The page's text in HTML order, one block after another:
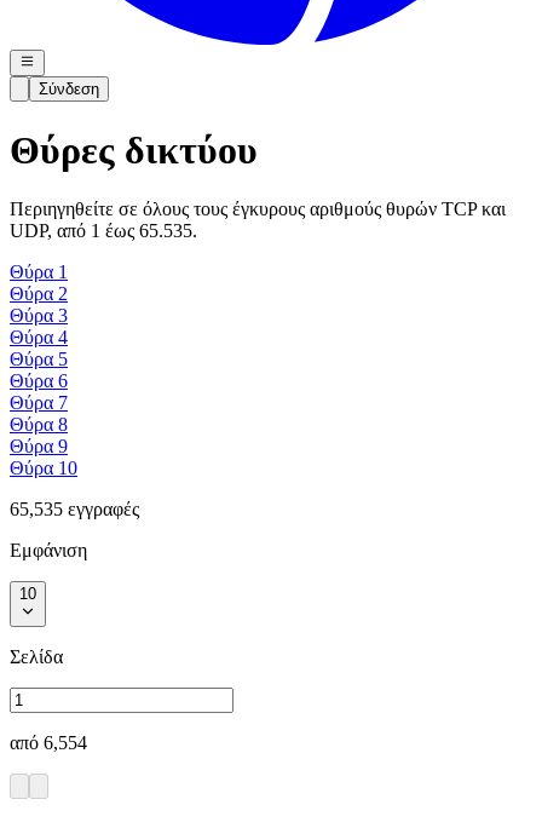
Σύνδεση
Θύρες δικτύου
Περιηγηθείτε σε όλους τους έγκυρους αριθμούς θυρών TCP και
UDP, από 1 έως 65.535.
Θύρα 1
Θύρα 2
Θύρα 3
Θύρα 4
Θύρα 5
Θύρα 6
Θύρα 7
Θύρα 8
Θύρα 9
Θύρα 10
65,535 εγγραφές
Εμφάνιση
10
Σελίδα
από 6,554